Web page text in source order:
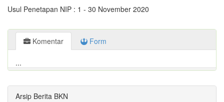
Usul Penetapan NIP : 1 - 30 November 2020
Komentar Form
...
Arsip Berita BKN